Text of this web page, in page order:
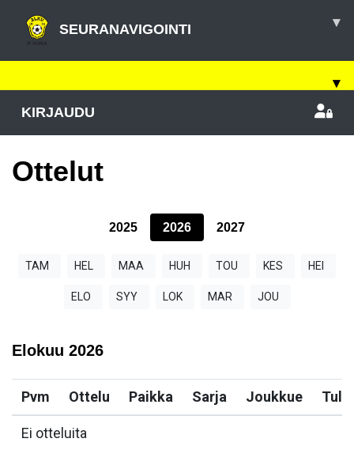
SEURANAVIGOINTI ▾
▾
KIRJAUDU
Ottelut
2025 2026 2027
TAM HEL MAA HUH TOU KES HEI
ELO SYY LOK MAR JOU
Elokuu 2026
Pvm Ottelu Paikka Sarja Joukkue
Ei otteluita